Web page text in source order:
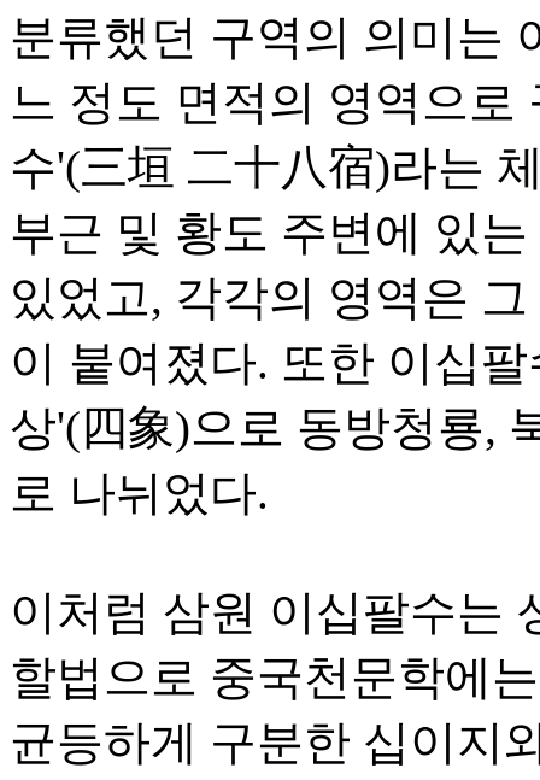
분류했던 구역의 의미는
느 정도 면적의 영역으로
수'(三垣 二十八宿)라는
부근 및 황도 주변에 있
있었고, 각각의 영역은
이 붙여졌다. 또한 이십
상'(四象)으로 동방청룡,
로 나뉘었다.
이처럼 삼원 이십팔수는
할법으로 중국천문학에
균등하게 구분한 십이지